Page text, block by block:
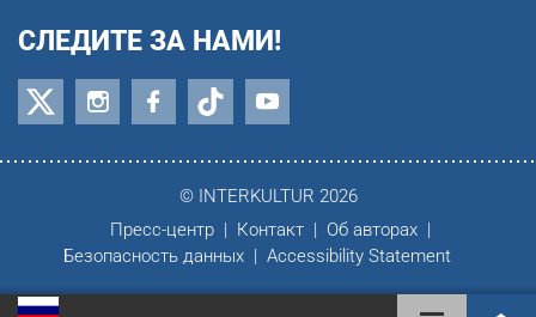
СЛЕДИТЕ ЗА НАМИ!
© INTERKULTUR 2026
Пресс-центр
Контакт
Об авторах
Безопасность данных
Accessibility Statement